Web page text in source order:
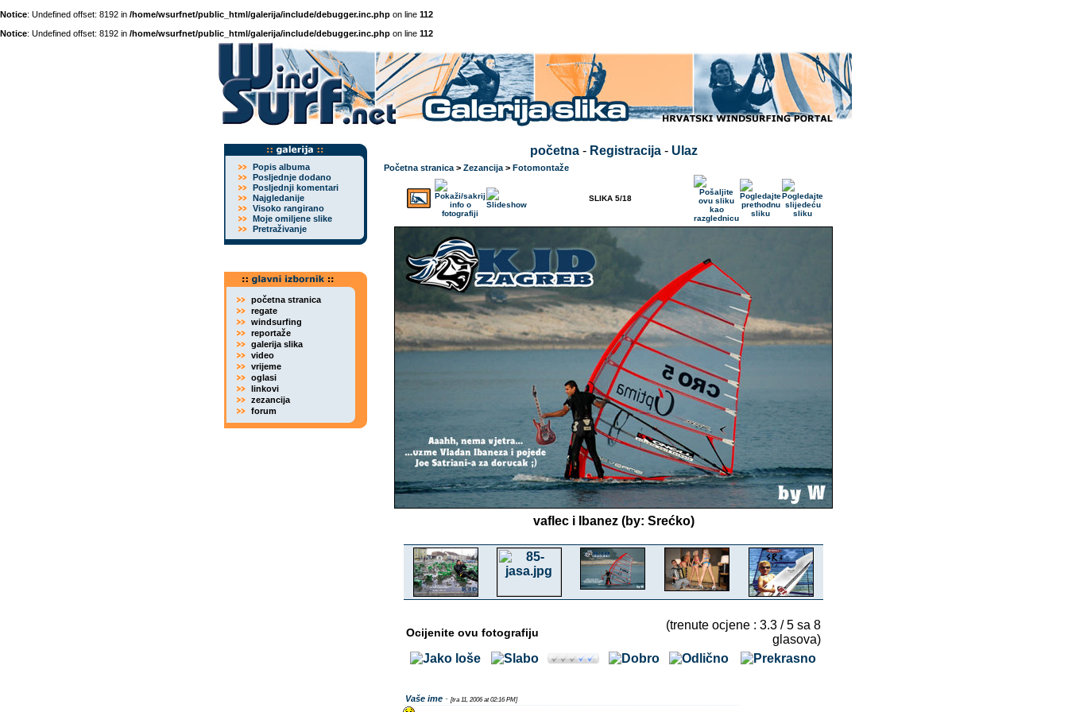
Notice: Undefined offset: 8192 in /home/wsurfnet/public_html/galerija/include/debugger.inc.php on line 112
Notice: Undefined offset: 8192 in /home/wsurfnet/public_html/galerija/include/debugger.inc.php on line 112
Popis albuma
Posljednje dodano
Posljednji komentari
Najgledanije
Visoko rangirano
Moje omiljene slike
Pretraživanje
početna stranica
regate
windsurfing
reportaže
galerija slika
video
vrijeme
oglasi
linkovi
zezancija
forum
početna- Registracija- Ulaz
Početna stranica > Zezancija > Fotomontaže
SLIKA 5/18
vaflec i Ibanez (by: Srećko)
Ocijenite ovu fotografiju
(trenute ocjene : 3.3 / 5 sa 8
glasova)
Vaše ime - [tra 11, 2006 at 02:16 PM]